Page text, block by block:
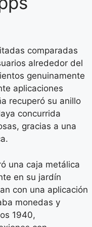
comparadas
alrededor del
genuinamente
aplicaciones
recuperó su anillo
concurrida
gracias a una
una caja metálica
en su jardín
con una aplicación
monedas y
1940,